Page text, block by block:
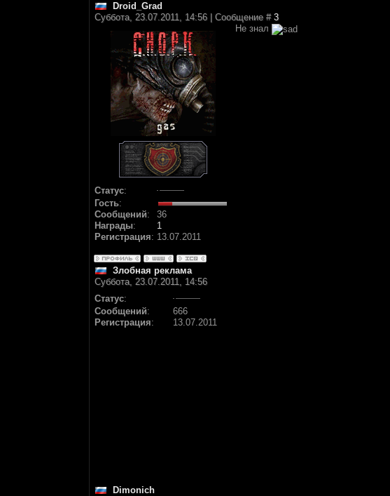
Droid_Grad
Суббота, 23.07.2011, 14:56 | Сообщение # 3
Статус:
Гость:
Сообщений:
36
Награды:
1
Регистрация: 13.07.2011
Не знал
Злобная реклама
Суббота, 23.07.2011, 14:56
Статус:
Сообщений:
666
Регистрация: 13.07.2011
Dimonich